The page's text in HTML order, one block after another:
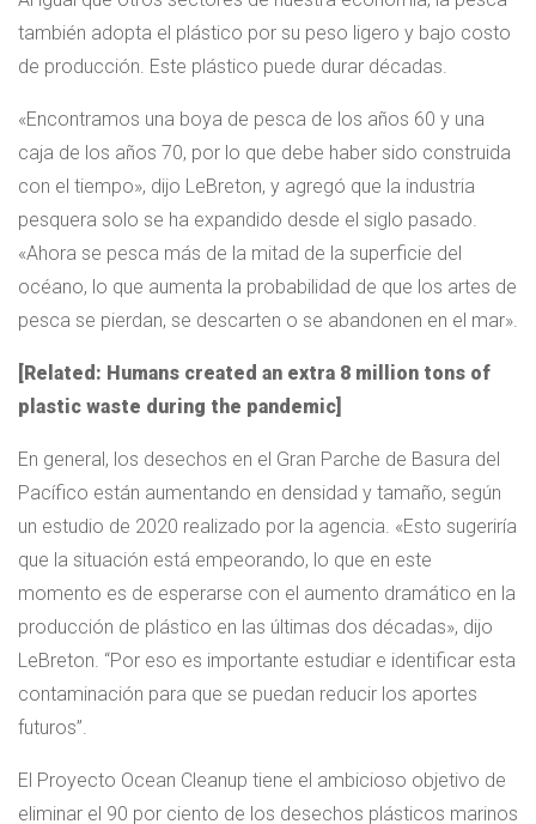
también adopta el plástico por su peso ligero y bajo costo
de producción. Este plástico puede durar décadas.
«Encontramos una boya de pesca de los años 60 y una
caja de los años 70, por lo que debe haber sido construida
con el tiempo», dijo LeBreton, y agregó que la industria
pesquera solo se ha expandido desde el siglo pasado.
«Ahora se pesca más de la mitad de la superficie del
océano, lo que aumenta la probabilidad de que los artes de
pesca se pierdan, se descarten o se abandonen en el mar».
[Related: Humans created an extra 8 million tons of
plastic waste during the pandemic]
En general, los desechos en el Gran Parche de Basura del
Pacífico están aumentando en densidad y tamaño, según
un estudio de 2020 realizado por la agencia. «Esto sugeriría
que la situación está empeorando, lo que en este
momento es de esperarse con el aumento dramático en la
producción de plástico en las últimas dos décadas», dijo
LeBreton. “Por eso es importante estudiar e identificar esta
contaminación para que se puedan reducir los aportes
futuros”.
El Proyecto Ocean Cleanup tiene el ambicioso objetivo de
eliminar el 90 por ciento de los desechos plásticos marinos